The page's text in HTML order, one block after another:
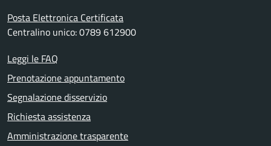
Posta Elettronica Certificata
Centralino unico: 0789 612900
Leggi le FAQ
Prenotazione appuntamento
Segnalazione disservizio
Richiesta assistenza
Amministrazione trasparente